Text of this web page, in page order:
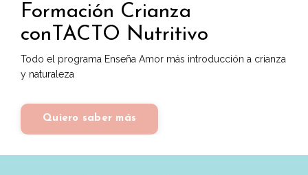
Formación Crianza
conTACTO Nutritivo
Todo el programa Enseña Amor más introducción a crianza
y naturaleza
Quiero saber más